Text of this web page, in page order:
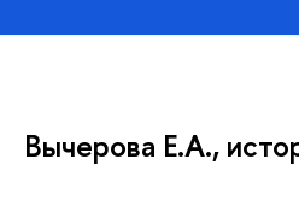
Вычерова Е.А.,